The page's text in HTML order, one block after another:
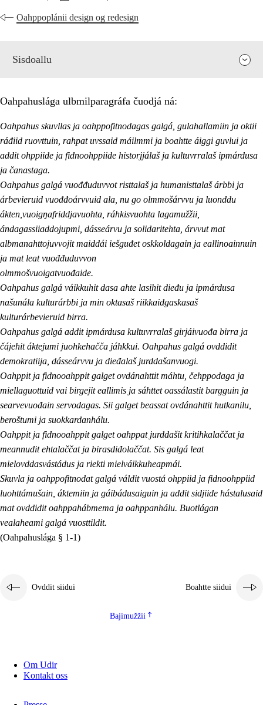
Oahppoplánii design og redesign
Sisdoallu
Oahpahuslága ulbmilparagráfa čuodjá ná:
Oahpahus skuvllas ja oahppofitnodagas galgá, gulahallamiin ja oktii
ráđiid ruovttuin, rahpat uvssaid máilmmi ja boahtte áiggi guvlui ja
addit ohppiide ja fidnoohppiide historjjálaš ja kultuvrralaš ipmárdusa
ja čanastaga.
Oahpahus galgá vuođđuduvvot risttalaš ja humanisttalaš árbbi ja
árbevieruid vuođđoárvvuid ala, nu go olmmošárvvu ja luonddu
ákten,vuoigŋafriddjavuohta, ráhkisvuohta lagamužžii,
ándagassiiaddojupmi, dásseárvu ja solidaritehta, árvvut mat
albmanahttojuvvojit maiddái iešguđet oskkoldagain ja eallinoainnuin
ja mat leat vuođđuduvvon
olmmošvuoigatvuođaide.
Oahpahus galgá váikkuhit dasa ahte lasihit dieđu ja ipmárdusa
našunála kulturárbbi ja min oktasaš riikkaidgaskasaš
kulturárbevieruid birra.
Oahpahus galgá addit ipmárdusa kultuvrralaš girjáivuođa birra ja
čájehit áktejumi juohkehačča jáhkkui. Oahpahus galgá ovddidit
demokratiija, dásseárvvu ja dieđalaš jurddašanvuogi.
Oahppit ja fidnooahppit galget ovdánahttit máhtu, čehppodaga ja
miellaguottuid vai birgejit eallimis ja sáhttet oassálastit bargguin ja
searvevuođain servodagas. Sii galget beassat ovdánahttit hutkanilu,
beroštumi ja suokkardanhálu.
Oahppit ja fidnooahppit galget oahppat jurddašit kritihkalaččat ja
meannudit ehtalaččat ja birasdiđolaččat. Sis galgá leat
mielovddasvástádus ja riekti mielváikkuheapmái.
Skuvla ja oahppofitnodat galgá váldit vuostá ohppiid ja fidnoohppiid
luohttámušain, áktemiin ja gáibádusaiguin ja addit sidjiide hástalusaid
mat ovddidit oahppahábmema ja oahppanhálu. Buotlágan
vealaheami galgá vuosttildit.
(Oahpahuslága § 1-1)
Ovddit siidui Boahtte siidui
Bajimužžii
Om Udir
Kontakt oss